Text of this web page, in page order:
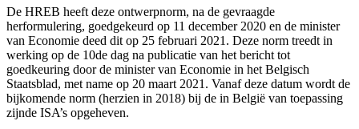
De HREB heeft deze ontwerpnorm, na de gevraagde
herformulering, goedgekeurd op 11 december 2020 en de minister
van Economie deed dit op 25 februari 2021. Deze norm treedt in
werking op de 10de dag na publicatie van het bericht tot
goedkeuring door de minister van Economie in het Belgisch
Staatsblad, met name op 20 maart 2021. Vanaf deze datum wordt de
bijkomende norm (herzien in 2018) bij de in België van toepassing
zijnde ISA’s opgeheven.